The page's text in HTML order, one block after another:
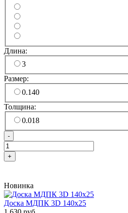
Длина:
3
Размер:
0.140
Толщина:
0.018
-
+
Новинка
Доска МДПК 3D 140x25